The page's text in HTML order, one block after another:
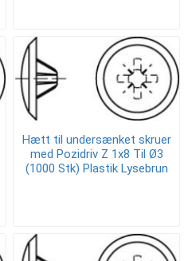
Hætt til undersænket skruer
med Pozidriv Z 1x8 Til Ø3
(1000 Stk) Plastik Lysebrun